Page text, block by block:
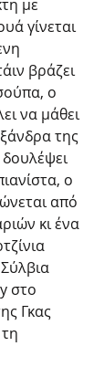
με
γίνεται
βράζει
ο
να μάθει
της
ο
από
κι ένα
στο
Γκας